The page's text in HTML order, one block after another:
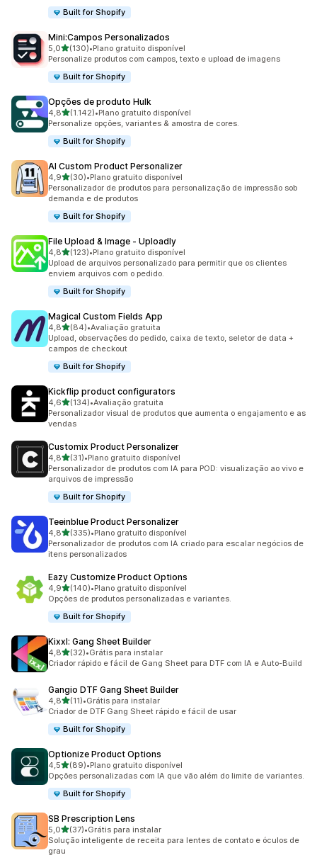
Built for Shopify
Mini:Campos Personalizados
5,0de 5 estrelas
(130)
130 avaliações ao todo
•Plano gratuito disponível
Personalize produtos com campos, texto e upload de imagens
Built for Shopify
Opções de produto Hulk
4,8de 5 estrelas
(1.142)
1142 avaliações ao todo
•Plano gratuito disponível
Personalize opções, variantes & amostra de cores.
Built for Shopify
AI Custom Product Personalizer
4,9de 5 estrelas
(30)
30 avaliações ao todo
•Plano gratuito disponível
Personalizador de produtos para personalização de impressão sob
demanda e de produtos
Built for Shopify
File Upload & Image ‑ Uploadly
4,8de 5 estrelas
(123)
123 avaliações ao todo
•Plano gratuito disponível
Upload de arquivos personalizado para permitir que os clientes
enviem arquivos com o pedido.
Built for Shopify
Magical Custom Fields App
4,8de 5 estrelas
(84)
84 avaliações ao todo
•Avaliação gratuita
Upload, observações do pedido, caixa de texto, seletor de data +
campos de checkout
Built for Shopify
Kickflip product configurators
4,6de 5 estrelas
(134)
134 avaliações ao todo
•Avaliação gratuita
Personalizador visual de produtos que aumenta o engajamento e as
vendas
Customix Product Personalizer
4,8de 5 estrelas
(31)
31 avaliações ao todo
•Plano gratuito disponível
Personalizador de produtos com IA para POD: visualização ao vivo e
arquivos de impressão
Built for Shopify
Teeinblue Product Personalizer
4,8de 5 estrelas
(335)
335 avaliações ao todo
•Plano gratuito disponível
Personalizador de produtos com IA criado para escalar negócios de
itens personalizados
Eazy Customize Product Options
4,9de 5 estrelas
(140)
140 avaliações ao todo
•Plano gratuito disponível
Opções de produtos personalizadas e variantes.
Built for Shopify
Kixxl: Gang Sheet Builder
4,8de 5 estrelas
(32)
32 avaliações ao todo
•Grátis para instalar
Criador rápido e fácil de Gang Sheet para DTF com IA e Auto-Build
Gangio DTF Gang Sheet Builder
4,8de 5 estrelas
(11)
11 avaliações ao todo
•Grátis para instalar
Criador de DTF Gang Sheet rápido e fácil de usar
Built for Shopify
Optionize Product Options
4,5de 5 estrelas
(89)
89 avaliações ao todo
•Plano gratuito disponível
Opções personalizadas com IA que vão além do limite de variantes.
Built for Shopify
SB Prescription Lens
5,0de 5 estrelas
(37)
37 avaliações ao todo
•Grátis para instalar
Solução inteligente de receita para lentes de contato e óculos de
grau